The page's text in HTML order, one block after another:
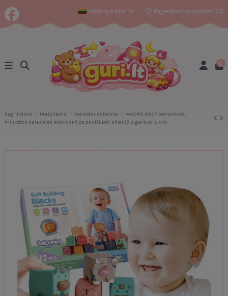
lietuvių kalba Pageidavimų sąrašas (0)
0
Pagrindinis Mažyliams Sensoriniai žaislai
WOOPIE BABY sensorinės,
minkštos kaladėlės mokinančios skaičiuoti, skleidžia garsus 12 vnt.